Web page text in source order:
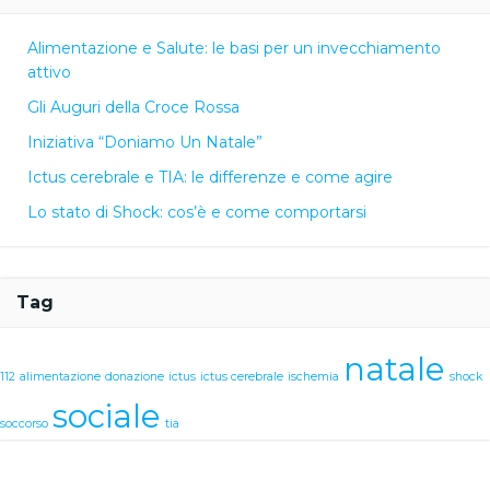
Alimentazione e Salute: le basi per un invecchiamento
attivo
Gli Auguri della Croce Rossa
Iniziativa “Doniamo Un Natale”
Ictus cerebrale e TIA: le differenze e come agire
Lo stato di Shock: cos’è e come comportarsi
Tag
112 alimentazione donazione ictus ictus cerebrale ischemia natale shock
soccorso sociale tia